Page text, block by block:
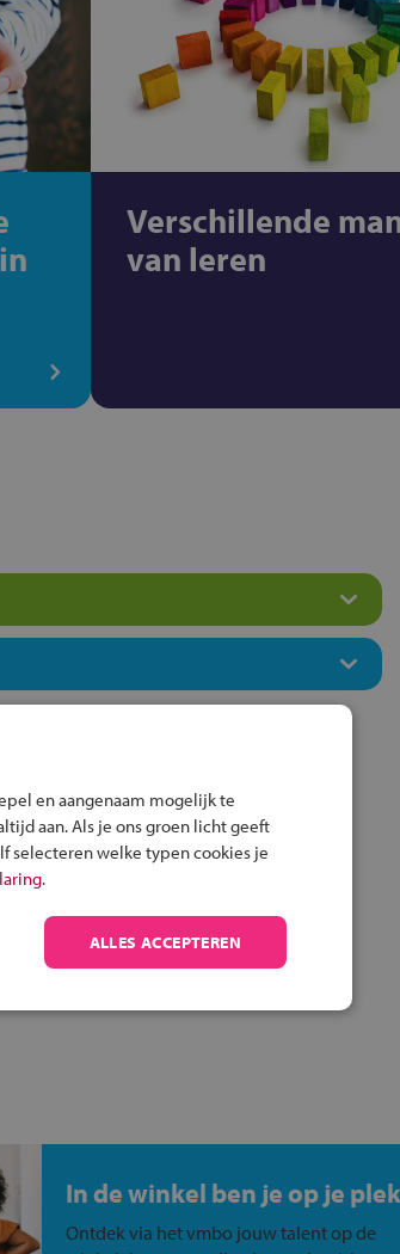
Verschillende
van leren
melden bij
In de winkel ben je op je
Ontdek via het vmbo jouw talent op de
en aangenaam mogelijk te
aan. Als je ons groen licht geeft
selecteren welke typen cookies je
ALLES ACCEPTEREN